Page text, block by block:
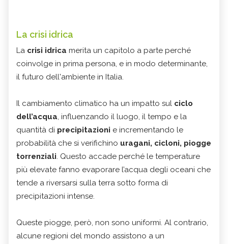
La crisi idrica
La crisi idrica merita un capitolo a parte perché
coinvolge in prima persona, e in modo determinante,
il futuro dell'ambiente in Italia.
Il cambiamento climatico ha un impatto sul ciclo
dell’acqua, influenzando il luogo, il tempo e la
quantità di precipitazioni e incrementando le
probabilità che si verifichino uragani, cicloni, piogge
torrenziali. Questo accade perché le temperature
più elevate fanno evaporare l’acqua degli oceani che
tende a riversarsi sulla terra sotto forma di
precipitazioni intense.
Queste piogge, però, non sono uniformi. Al contrario,
alcune regioni del mondo assistono a un